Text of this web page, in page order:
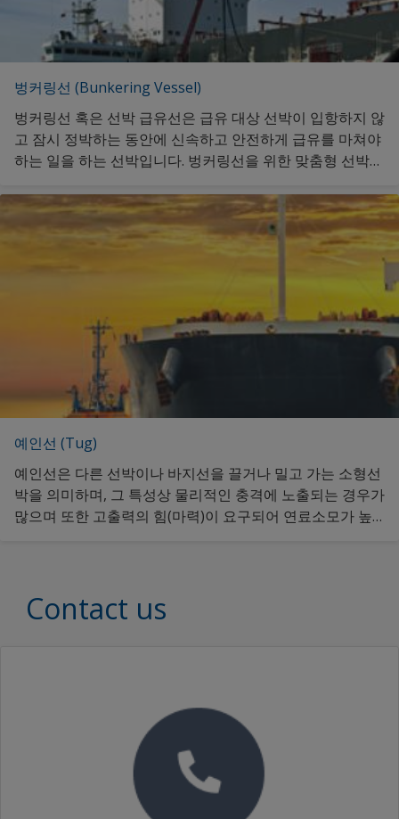
벙커링선 (Bunkering Vessel)
벙커링선 혹은 선박 급유선은 급유 대상 선박이 입항하지 않
고 잠시 정박하는 동안에 신속하고 안전하게 급유를 마쳐야
하는 일을 하는 선박입니다. 벙커링선을 위한 맞춤형 선박도
예인선 (Tug)
예인선은 다른 선박이나 바지선을 끌거나 밀고 가는 소형선
박을 의미하며, 그 특성상 물리적인 충격에 노출되는 경우가
많으며 또한 고출력의 힘(마력)이 요구되어 연료소모가 높
Contact us